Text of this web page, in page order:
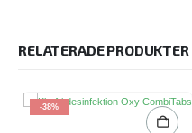
RELATERADE PRODUKTER
-38%